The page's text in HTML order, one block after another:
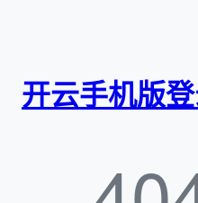
开云手机版